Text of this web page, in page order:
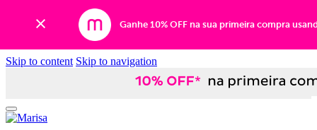
Ganhe 10% OFF na sua primeira compra
Skip to content Skip to navigation